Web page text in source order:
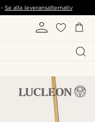
-Se alla leveransalternativ